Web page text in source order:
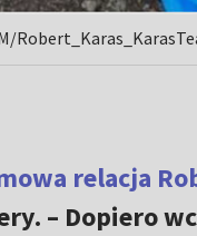
relacja
– Dopiero